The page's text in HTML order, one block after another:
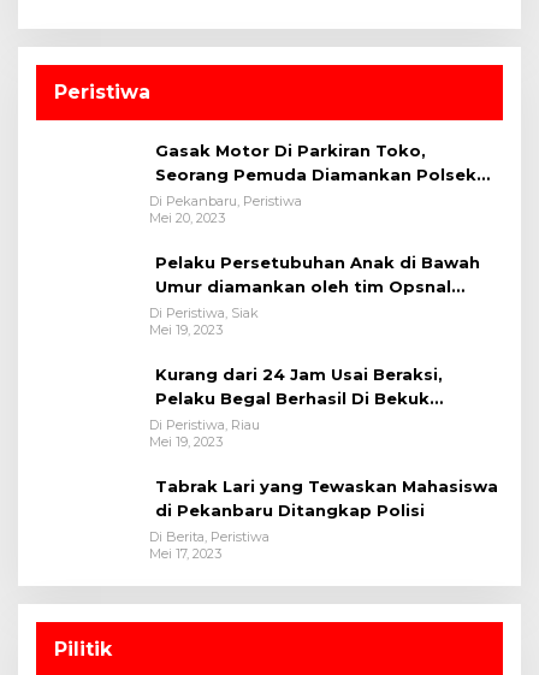
Peristiwa
Gasak Motor Di Parkiran Toko,
Seorang Pemuda Diamankan Polsek
Bukit Raya
Di Pekanbaru, Peristiwa
Mei 20, 2023
Pelaku Persetubuhan Anak di Bawah
Umur diamankan oleh tim Opsnal
Polsek Tualang-Polres Siak-Polda Riau
Di Peristiwa, Siak
Mei 19, 2023
Kurang dari 24 Jam Usai Beraksi,
Pelaku Begal Berhasil Di Bekuk
Satreskrim Polres Kuansing
Di Peristiwa, Riau
Mei 19, 2023
Tabrak Lari yang Tewaskan Mahasiswa
di Pekanbaru Ditangkap Polisi
Di Berita, Peristiwa
Mei 17, 2023
Pilitik